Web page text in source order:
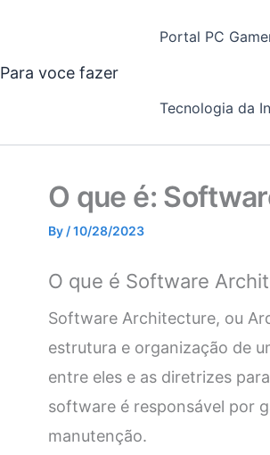
Para voce fazer
Portal PC
Tecnologia da
O que é:
By /10/28/2023
O que é Software
Software Architecture, ou
estrutura e organização de
entre eles e as diretrizes
software é responsável por
manutenção.